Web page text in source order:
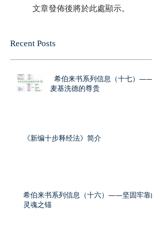
文章發佈後將於此處顯示。
Recent Posts
希伯来书系列信息（十七）——
麦基洗德的尊贵
《新编十步释经法》简介
希伯来书系列信息（十六）——坚固牢靠的
灵魂之锚